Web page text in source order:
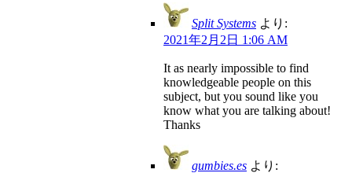
Split Systems より:
2021年2月2日 1:06 AM
It as nearly impossible to find
knowledgeable people on this
subject, but you sound like you
know what you are talking about!
Thanks
gumbies.es より: